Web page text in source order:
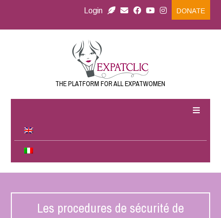
Login DONATE
THE PLATFORM FOR ALL EXPATWOMEN
Les procedures de sécurité de